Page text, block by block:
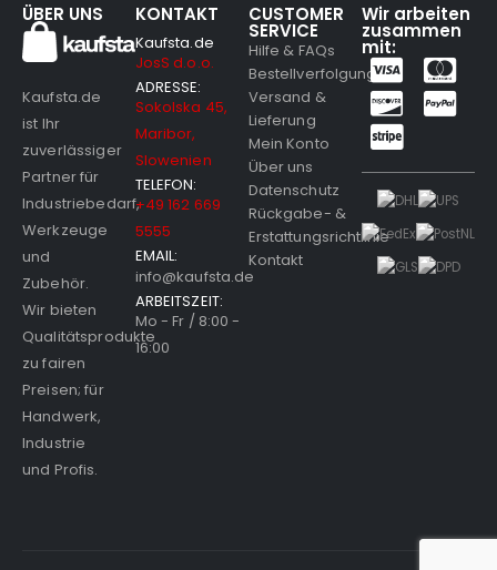
ÜBER UNS
Kaufsta.de
ist Ihr
zuverlässiger
Partner für
Industriebedarf,
Werkzeuge
und
Zubehör.
Wir bieten
Qualitätsprodukte
zu fairen
Preisen; für
Handwerk,
Industrie
und Profis.
KONTAKT
Kaufsta.de
JosS d.o.o.
ADRESSE:
Sokolska 45,
Maribor,
Slowenien
TELEFON:
+49 162 669
5555
EMAIL:
info@kaufsta.de
ARBEITSZEIT:
Mo - Fr / 8:00 -
16:00
CUSTOMER
SERVICE
Hilfe & FAQs
Bestellverfolgung
Versand &
Lieferung
Mein Konto
Über uns
Datenschutz
Rückgabe- &
Erstattungsrichtlinie
Kontakt
Wir arbeiten
zusammen
mit: